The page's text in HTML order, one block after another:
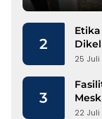
2
25
3
22